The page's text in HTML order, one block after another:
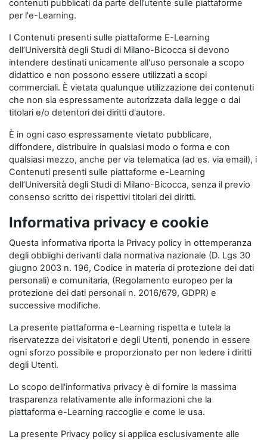
contenuti pubblicati da parte dell’utente sulle piattaforme
per l'e-Learning.
I Contenuti presenti sulle piattaforme E-Learning
dell’Università degli Studi di Milano-Bicocca si devono
intendere destinati unicamente all'uso personale a scopo
didattico e non possono essere utilizzati a scopi
commerciali. È vietata qualunque utilizzazione dei contenuti
che non sia espressamente autorizzata dalla legge o dai
titolari e/o detentori dei diritti d'autore.
È in ogni caso espressamente vietato pubblicare,
diffondere, distribuire in qualsiasi modo o forma e con
qualsiasi mezzo, anche per via telematica (ad es. via email), i
Contenuti presenti sulle piattaforme e-Learning
dell’Università degli Studi di Milano-Bicocca, senza il previo
consenso scritto dei rispettivi titolari dei diritti.
Informativa privacy e cookie
Questa informativa riporta la Privacy policy in ottemperanza
degli obblighi derivanti dalla normativa nazionale (D. Lgs 30
giugno 2003 n. 196, Codice in materia di protezione dei dati
personali) e comunitaria, (Regolamento europeo per la
protezione dei dati personali n. 2016/679, GDPR) e
successive modifiche.
La presente piattaforma e-Learning rispetta e tutela la
riservatezza dei visitatori e degli Utenti, ponendo in essere
ogni sforzo possibile e proporzionato per non ledere i diritti
degli Utenti.
Lo scopo dell'informativa privacy è di fornire la massima
trasparenza relativamente alle informazioni che la
piattaforma e-Learning raccoglie e come le usa.
La presente Privacy policy si applica esclusivamente alle